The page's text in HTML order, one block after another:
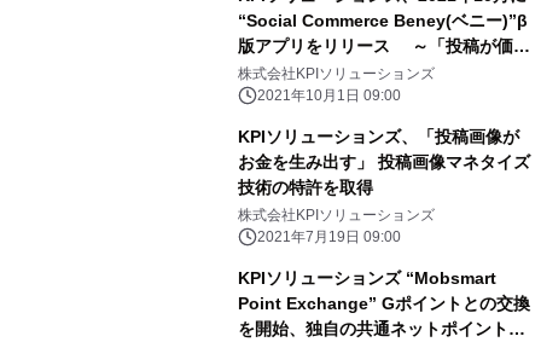
“Social Commerce Beney(ベニー)”β
版アプリをリリース ～「投稿が価値
になる」ユーザーが主役のソーシャル
コマースアプリ～
株式会社KPIソリューションズ
2021年10月1日 09:00
KPIソリューションズ、「投稿画像が
お金を生み出す」 投稿画像マネタイズ
技術の特許を取得
株式会社KPIソリューションズ
2021年7月19日 09:00
KPIソリューションズ “Mobsmart
Point Exchange” Gポイントとの交換
を開始、独自の共通ネットポイント